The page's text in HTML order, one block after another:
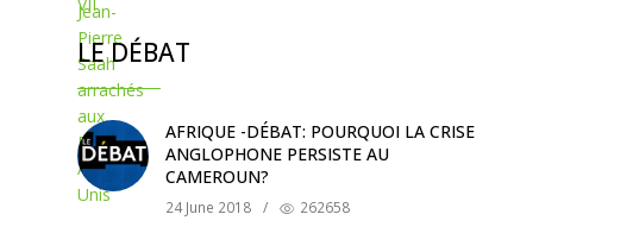
LE DÉBAT
AFRIQUE -DÉBAT: POURQUOI LA CRISE
ANGLOPHONE PERSISTE AU
CAMEROUN?
24 June 2018 / 262658